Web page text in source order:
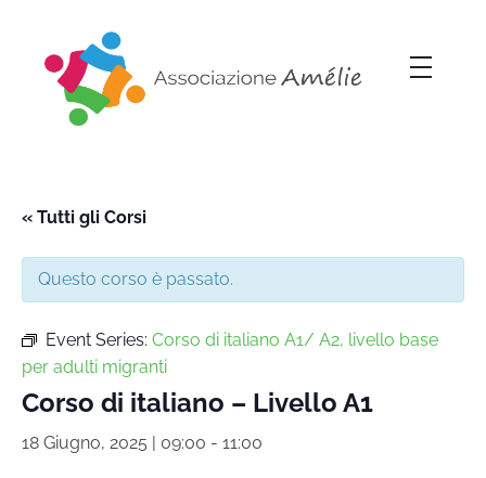
« Tutti gli Corsi
Questo corso è passato.
Event Series: Corso di italiano A1/ A2, livello base
per adulti migranti
Corso di italiano – Livello A1
18 Giugno, 2025 | 09:00 - 11:00